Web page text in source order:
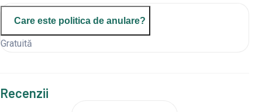
Care este politica de anulare?
Gratuită
Recenzii